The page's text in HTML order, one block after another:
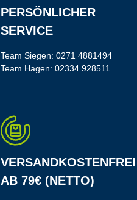
PERSÖNLICHER
SERVICE
Team Siegen: 0271 4881494
Team Hagen: 02334 928511
VERSANDKOSTENFREI
AB 79€ (NETTO)